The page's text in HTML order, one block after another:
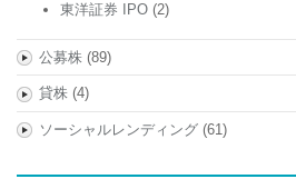
東洋証券 IPO (2)
公募株(89)
貸株(4)
ソーシャルレンディング(61)